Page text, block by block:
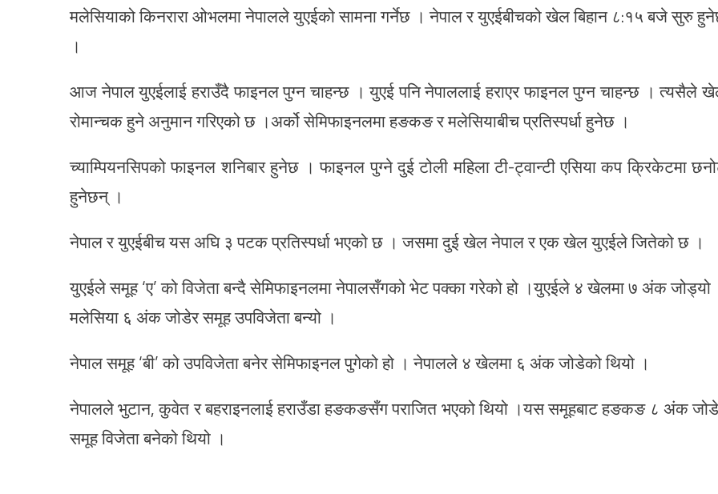
मलेसियाको किनरारा ओभलमा नेपालले युएईको सामना गर्नेछ । नेपाल र युएईबीचको खेल बिहान ८:१५ बजे सुरु
।
आज नेपाल युएईलाई हराउँदै फाइनल पुग्न चाहन्छ । युएई पनि नेपाललाई हराएर फाइनल पुग्न चाहन्छ । त्यसैले
रोमान्चक हुने अनुमान गरिएको छ ।अर्को सेमिफाइनलमा हङकङ र मलेसियाबीच प्रतिस्पर्धा हुनेछ ।
च्याम्पियनसिपको फाइनल शनिबार हुनेछ । फाइनल पुग्ने दुई टोली महिला टी-ट्वान्टी एसिया कप क्रिकेटमा
हुनेछन् ।
नेपाल र युएईबीच यस अघि ३ पटक प्रतिस्पर्धा भएको छ । जसमा दुई खेल नेपाल र एक खेल युएईले जितेको छ ।
युएईले समूह ‘ए’ को विजेता बन्दै सेमिफाइनलमा नेपालसँगको भेट पक्का गरेको हो ।युएईले ४ खेलमा ७ अंक
मलेसिया ६ अंक जोडेर समूह उपविजेता बन्यो ।
नेपाल समूह ‘बी’ को उपविजेता बनेर सेमिफाइनल पुगेको हो । नेपालले ४ खेलमा ६ अंक जोडेको थियो ।
नेपालले भुटान, कुवेत र बहराइनलाई हराउँडा हङकङसँग पराजित भएको थियो ।यस समूहबाट हङकङ ८ अंक
समूह विजेता बनेको थियो ।